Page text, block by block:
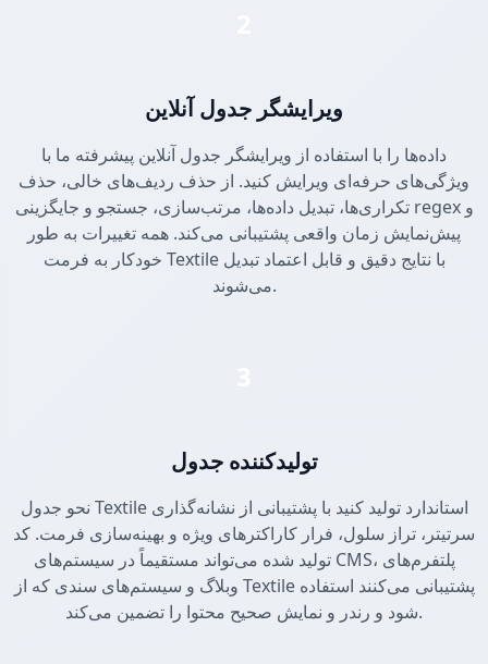
ویرایشگر جدول آنلاین
داده‌ها را با استفاده از ویرایشگر جدول آنلاین پیشرفته ما با
ویژگی‌های حرفه‌ای ویرایش کنید. از حذف ردیف‌های خالی، حذف
تکراری‌ها، تبدیل داده‌ها، مرتب‌سازی، جستجو و جایگزینی regex و
پیش‌نمایش زمان واقعی پشتیبانی می‌کند. همه تغییرات به طور
خودکار به فرمت Textile با نتایج دقیق و قابل اعتماد تبدیل
می‌شوند.
تولیدکننده جدول
نحو جدول Textile استاندارد تولید کنید با پشتیبانی از نشانه‌گذاری
سرتیتر، تراز سلول، فرار کاراکترهای ویژه و بهینه‌سازی فرمت. کد
تولید شده می‌تواند مستقیماً در سیستم‌های CMS، پلتفرم‌های
وبلاگ و سیستم‌های سندی که از Textile پشتیبانی می‌کنند استفاده
شود و رندر و نمایش صحیح محتوا را تضمین می‌کند.